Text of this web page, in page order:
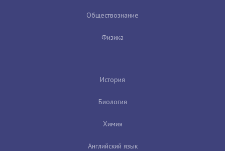
Обществознание
Физика
История
Биология
Химия
Английский язык